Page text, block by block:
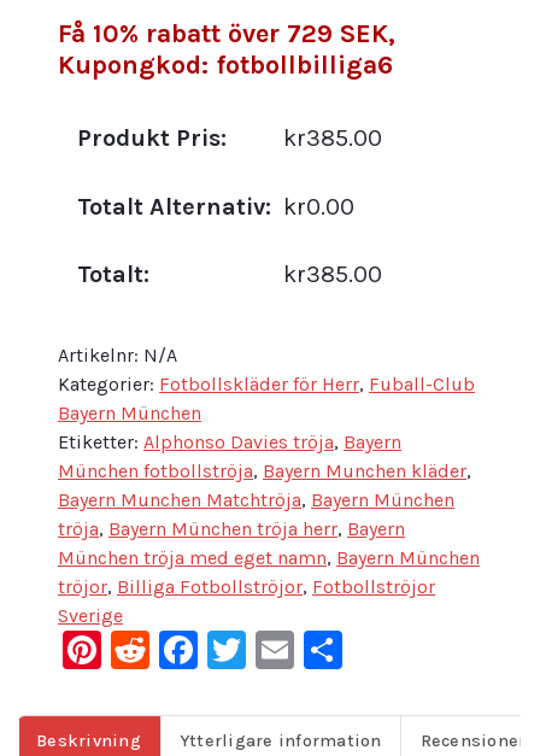
Få 10% rabatt över 729 SEK,
Kupongkod: fotbollbilliga6
Produkt Pris: kr385.00
Totalt Alternativ: kr0.00
Totalt: kr385.00
Artikelnr: N/A
Kategorier: Fotbollskläder för Herr, Fuball-Club
Bayern München
Etiketter: Alphonso Davies tröja, Bayern
München fotbollströja, Bayern Munchen kläder,
Bayern Munchen Matchtröja, Bayern München
tröja, Bayern München tröja herr, Bayern
München tröja med eget namn, Bayern München
tröjor, Billiga Fotbollströjor, Fotbollströjor
Sverige
Pinterest
RedditFacebook
Twitter
Email
Beskrivning Ytterligare information Recensioner